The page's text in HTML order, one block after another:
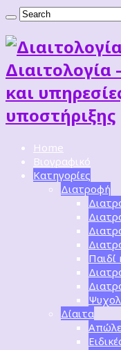
Διαιτολογία
και
υποστήριξης
Home
Βιογραφικό
Κατηγορίες
Διατροφή
Παιδί
Δίαιτα